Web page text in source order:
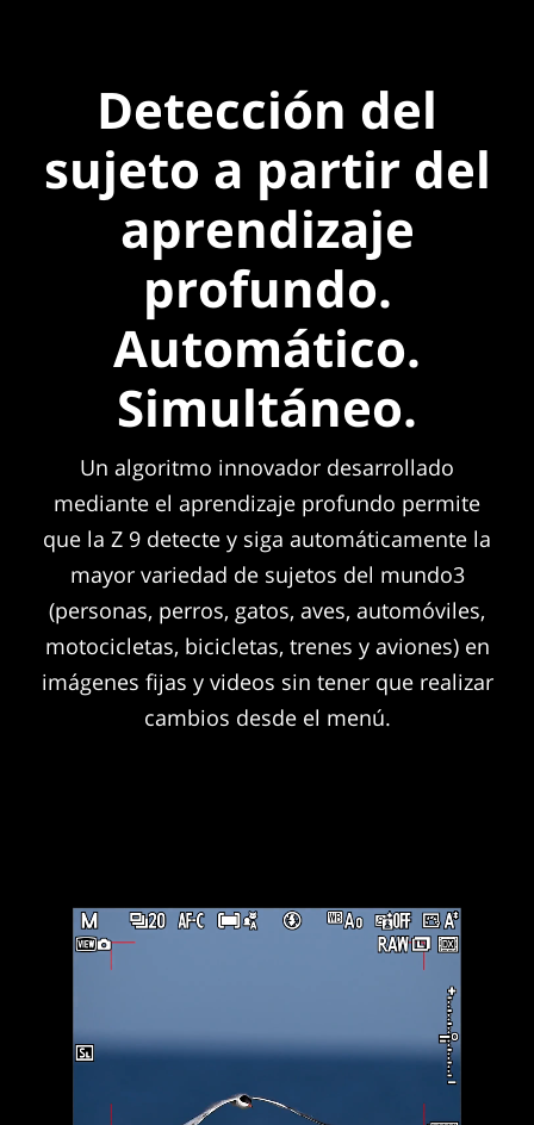
Detección del
sujeto a partir del
aprendizaje
profundo.
Automático.
Simultáneo.
Un algoritmo innovador desarrollado
mediante el aprendizaje profundo permite
que la Z 9 detecte y siga automáticamente la
mayor variedad de sujetos del mundo3
(personas, perros, gatos, aves, automóviles,
motocicletas, bicicletas, trenes y aviones) en
imágenes fijas y videos sin tener que realizar
cambios desde el menú.